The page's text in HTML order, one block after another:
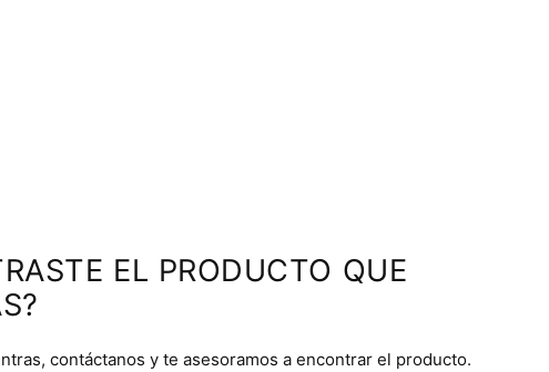
EL PRODUCTO QUE
contáctanos y te asesoramos a encontrar el producto.